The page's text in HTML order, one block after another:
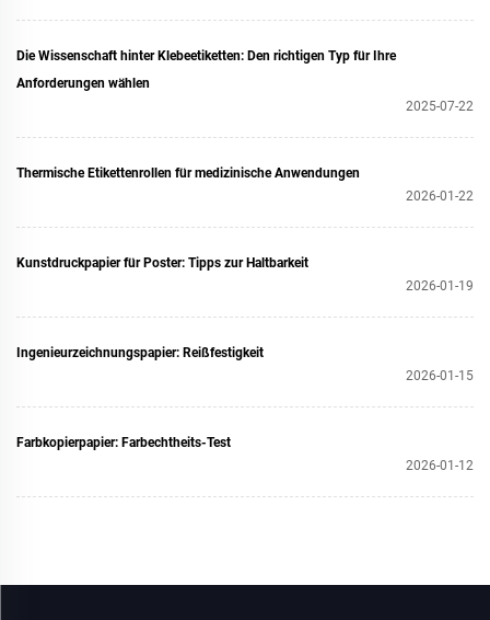
Die Wissenschaft hinter Klebeetiketten: Den richtigen Typ für Ihre
Anforderungen wählen
2025-07-22
Thermische Etikettenrollen für medizinische Anwendungen
2026-01-22
Kunstdruckpapier für Poster: Tipps zur Haltbarkeit
2026-01-19
Ingenieurzeichnungspapier: Reißfestigkeit
2026-01-15
Farbkopierpapier: Farbechtheits-Test
2026-01-12